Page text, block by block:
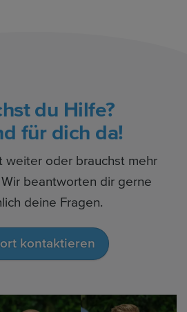
du Hilfe?
für dich da!
weiter oder brauchst mehr
beantworten dir gerne
deine Fragen.
kontaktieren